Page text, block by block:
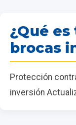
¿Qué
brocas
Protección
inversión